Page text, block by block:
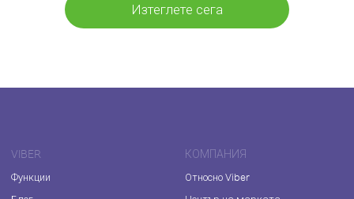
Изтеглете сега
VIBER
Функции
КОМПАНИЯ
Относно Viber